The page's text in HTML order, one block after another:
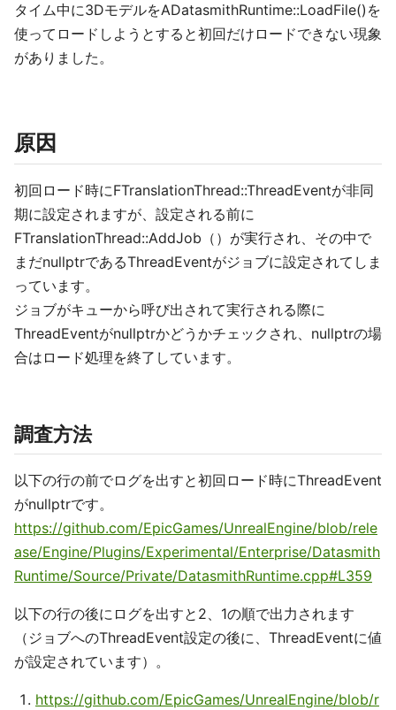
タイム中に3DモデルをADatasmithRuntime::LoadFile()を
使ってロードしようとすると初回だけロードできない現象
がありました。
原因
初回ロード時にFTranslationThread::ThreadEventが非同
期に設定されますが、設定される前に
FTranslationThread::AddJob（）が実行され、その中で
まだnullptrであるThreadEventがジョブに設定されてしま
っています。
ジョブがキューから呼び出されて実行される際に
ThreadEventがnullptrかどうかチェックされ、nullptrの場
合はロード処理を終了しています。
調査方法
以下の行の前でログを出すと初回ロード時にThreadEvent
がnullptrです。
https://github.com/EpicGames/UnrealEngine/blob/rele
ase/Engine/Plugins/Experimental/Enterprise/Datasmith
Runtime/Source/Private/DatasmithRuntime.cpp#L359
以下の行の後にログを出すと2、1の順で出力されます
（ジョブへのThreadEvent設定の後に、ThreadEventに値
が設定されています）。
https://github.com/EpicGames/UnrealEngine/blob/r